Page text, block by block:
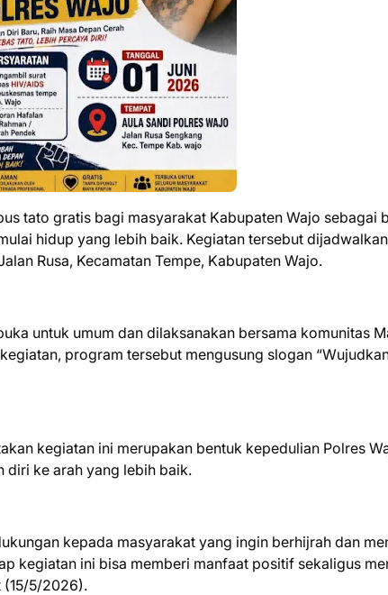
tato gratis bagi masyarakat Kabupaten Wajo sebagai
hidup yang lebih baik. Kegiatan tersebut
Rusa, Kecamatan Tempe, Kabupaten Wajo.
untuk umum dan dilaksanakan bersama komunitas
program tersebut mengusung slogan
kegiatan ini merupakan bentuk kepedulian Polres
diri ke arah yang lebih baik.
kepada masyarakat yang ingin berhijrah dan
kegiatan ini bisa memberi manfaat positif sekaligus
(15/5/2026).